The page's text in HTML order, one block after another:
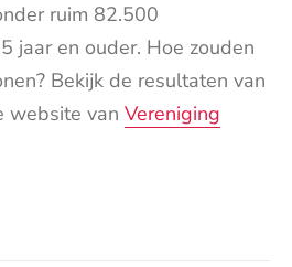
ruim 82.500
jaar en ouder. Hoe zouden
Bekijk de resultaten van
website van Vereniging